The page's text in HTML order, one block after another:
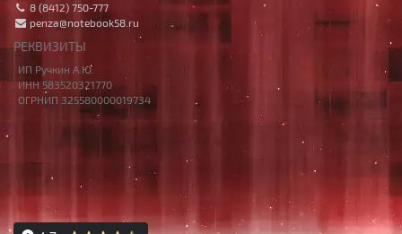
8 (8412) 750-777
penza@notebook58.ru
РЕКВИЗИТЫ
ИП Ручкин А.Ю.
ИНН 583520321770
ОГРНИП 325580000019734